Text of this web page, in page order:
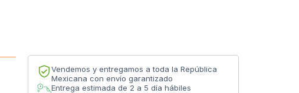
Vendemos y entregamos a toda la República
Mexicana con envío garantizado
Entrega estimada de 2 a 5 día hábiles